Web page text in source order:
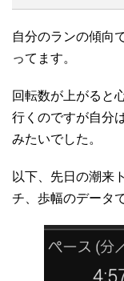
自分のランの傾向
ってます。
回転数が上がると
行くのですが自分
みたいでした。
以下、先日の潮来
チ、歩幅のデータ